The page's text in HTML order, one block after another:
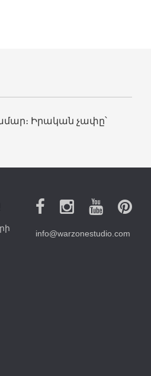
Իրական չափը՝
info@warzonestudio.com